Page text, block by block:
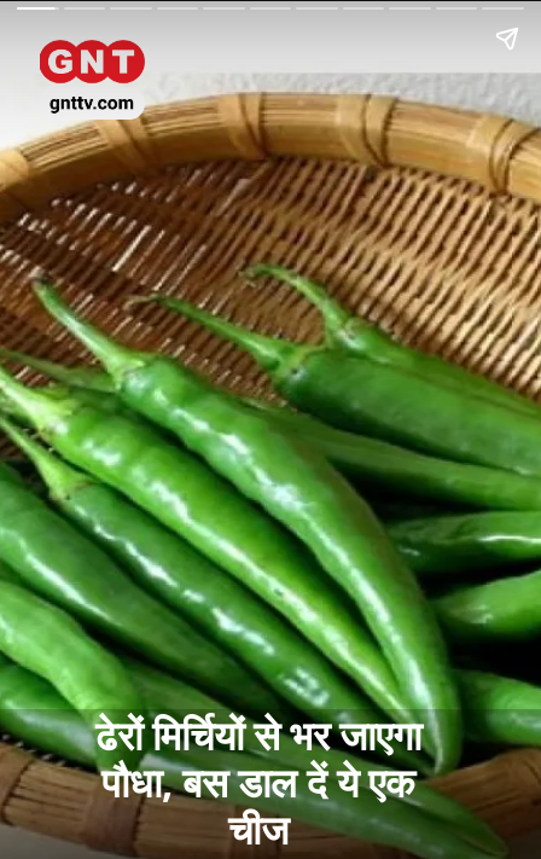
ढेरों मिर्चियों से भर जाएगा
पौधा, बस डाल दें ये एक
चीज